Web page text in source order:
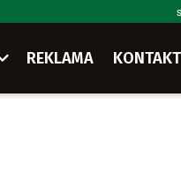
REKLAMA KONTAKT